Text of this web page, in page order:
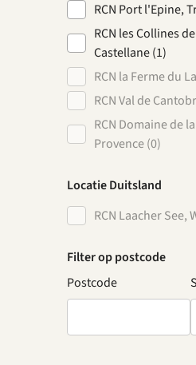
RCN Port l'Epine,
RCN les Collines
Castellane (1)
RCN la Ferme du
RCN Val de
RCN Domaine de
Provence (0)
Locatie Duitsland
RCN Laacher See,
Filter op postcode
Postcode